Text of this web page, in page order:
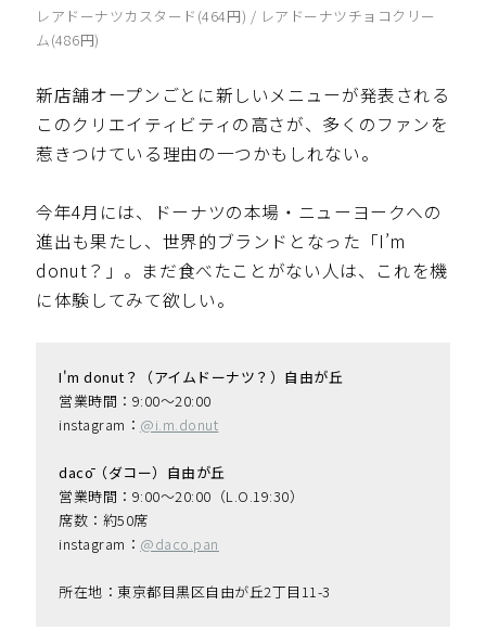
レアドーナツカスタード(464円) / レアドーナツチョコクリー
ム(486円)
新店舗オープンごとに新しいメニューが発表される
このクリエイティビティの高さが、多くのファンを
惹きつけている理由の一つかもしれない。
今年4月には、ドーナツの本場・ニューヨークへの
進出も果たし、世界的ブランドとなった「I’m
donut？」。まだ食べたことがない人は、これを機
に体験してみて欲しい。
I'm donut？（アイムドーナツ？）自由が丘
営業時間：9:00〜20:00
instagram： @i.m.donut
dacō（ダコー）自由が丘
営業時間：9:00〜20:00（L.O.19:30）
席数：約50席
instagram： @daco.pan
所在地：東京都目黒区自由が丘2丁目11-3